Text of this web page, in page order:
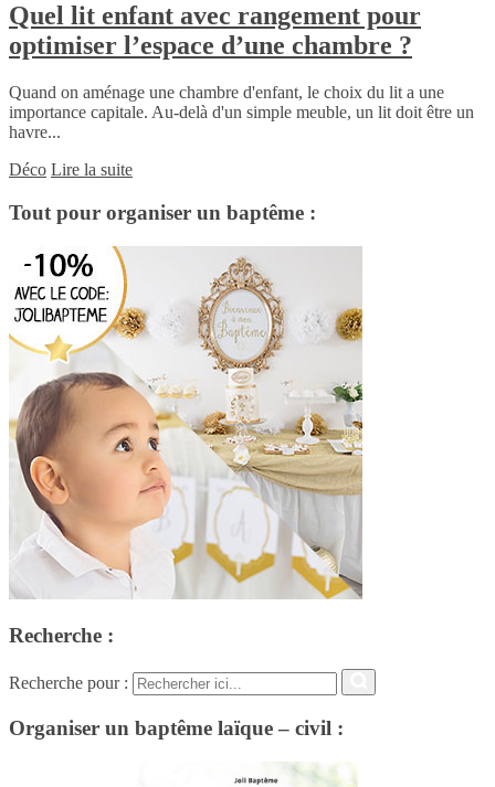
Quel lit enfant avec rangement pour
optimiser l’espace d’une chambre ?
Quand on aménage une chambre d'enfant, le choix du lit a une
importance capitale. Au-delà d'un simple meuble, un lit doit être un
havre...
Déco Lire la suite
Tout pour organiser un baptême :
Recherche :
Recherche pour :
Organiser un baptême laïque – civil :